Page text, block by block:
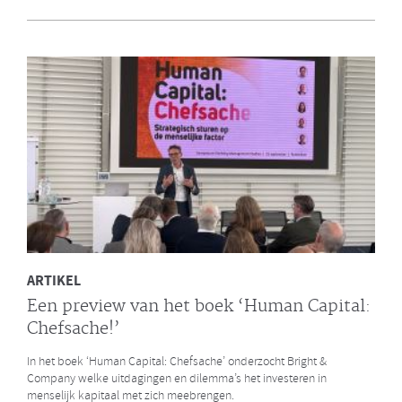
Bright & Company hebben uitgevoerd is een ontwikkelprogramma
voor de managers van Avalex. Een mooi voorbeeld hoe de krachten
van de twee organisaties kunnen worden gebundeld.
LEES MEER
ARTIKEL
Een preview van het boek ‘Human Capital:
Chefsache!’
In het boek ‘Human Capital: Chefsache’ onderzocht Bright &
Company welke uitdagingen en dilemma’s het investeren in
menselijk kapitaal met zich meebrengen.